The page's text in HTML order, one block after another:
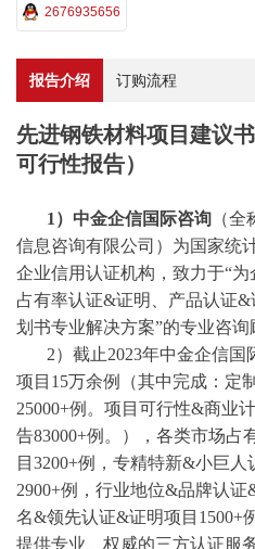
2676935656
报告介绍 订购流程
先进钢铁材料项目建议
可行性报告）
1）中金企信国际咨询 （
信息咨询有限公司）为国家统
企业信用认证机构，致力于“
占有率认证&证明、产品认证
划书专业解决方案”的专业咨询
2）截止2023年中金企信
项目15万余例（其中完成： 定制
25000+例。项目可行性&商业
告83000+例。），各类市场占
目3200+例，专精特新&小巨
2900+例，行业地位&品牌认
名&领先认证&证明项目1500+
提供专业、权威的三方认证服务